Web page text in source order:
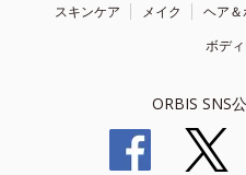
スキンケア メイク ヘア＆
ボデ
ORBIS SNS